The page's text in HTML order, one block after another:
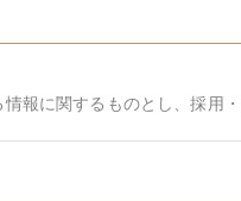
報に関するものとし、採用